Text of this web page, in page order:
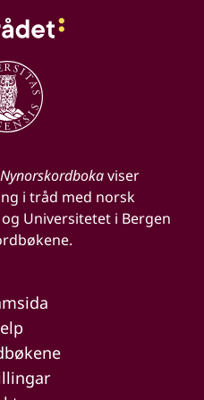
Nynorskordbokaviser
i tråd med norsk
Universitetet i Bergen